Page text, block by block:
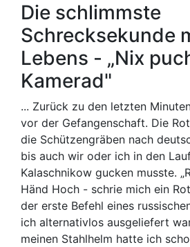
Die schlimmste
Schrecksekunde
Lebens - „Nix
Kamerad"
... Zurück zu den letzten
vor der Gefangenschaft. Die
die Schützengräben nach
bis auch wir oder ich in den
Kalaschnikow gucken musste.
Händ Hoch - schrie mich ein
der erste Befehl eines
ich alternativlos ausgeliefert
meinen Stahlhelm hatte ich